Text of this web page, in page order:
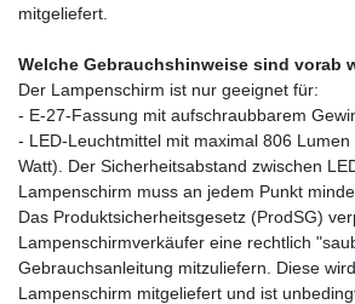
mitgeliefert.
Welche Gebrauchshinweise sind vorab
Der Lampenschirm ist nur geeignet für:
- E-27-Fassung mit aufschraubbarem
- LED-Leuchtmittel mit maximal 806
Watt). Der Sicherheitsabstand zwischen
Lampenschirm muss an jedem Punkt
Das Produktsicherheitsgesetz (ProdSG)
Lampenschirmverkäufer eine rechtlich
Gebrauchsanleitung mitzuliefern. Diese
Lampenschirm mitgeliefert und ist